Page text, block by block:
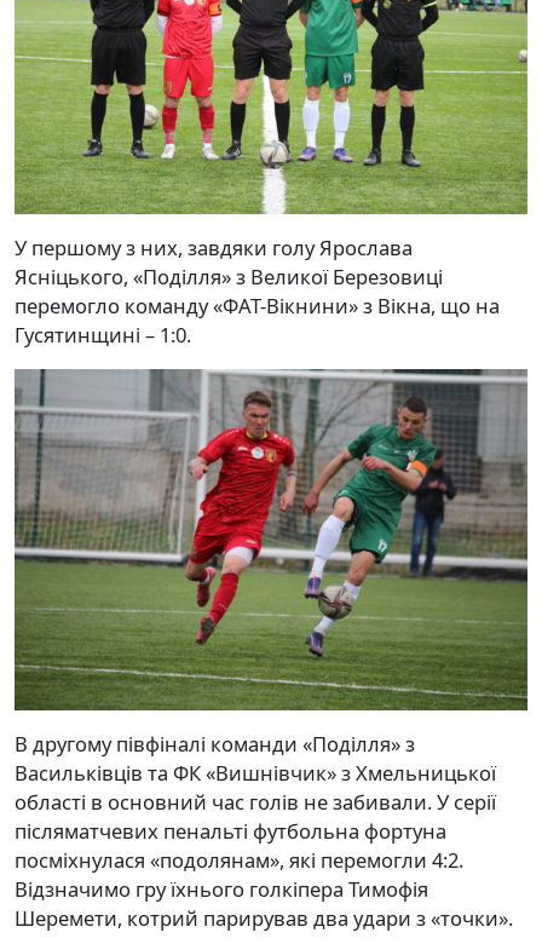
У першому з них, завдяки голу Ярослава
Ясніцького, «Поділля» з Великої Березовиці
перемогло команду «ФАТ-Вікнини» з Вікна, що на
Гусятинщині – 1:0.
В другому півфіналі команди «Поділля» з
Васильківців та ФК «Вишнівчик» з Хмельницької
області в основний час голів не забивали. У серії
післяматчевих пенальті футбольна фортуна
посміхнулася «подолянам», які перемогли 4:2.
Відзначимо гру їхнього голкіпера Тимофія
Шеремети, котрий парирував два удари з «точки».